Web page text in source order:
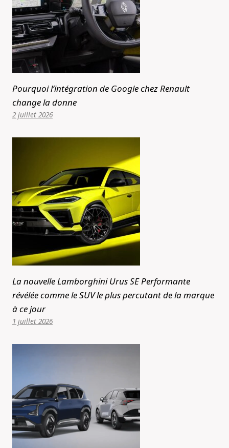
Pourquoi l’intégration de Google chez Renault
change la donne
2 juillet 2026
La nouvelle Lamborghini Urus SE Performante
révélée comme le SUV le plus percutant de la marque
à ce jour
1 juillet 2026